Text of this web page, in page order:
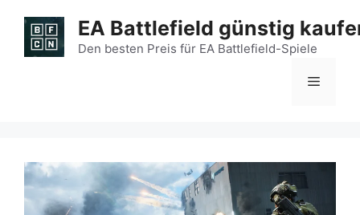
Inhalt
springen
EA Battlefield günstig
Den besten Preis für EA Battlefield-Spiele
Menü